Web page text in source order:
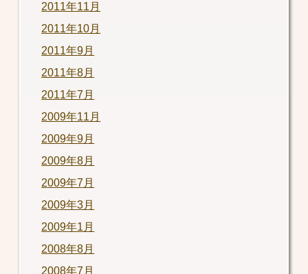
2011年11月
2011年10月
2011年9月
2011年8月
2011年7月
2009年11月
2009年9月
2009年8月
2009年7月
2009年3月
2009年1月
2008年8月
2008年7月